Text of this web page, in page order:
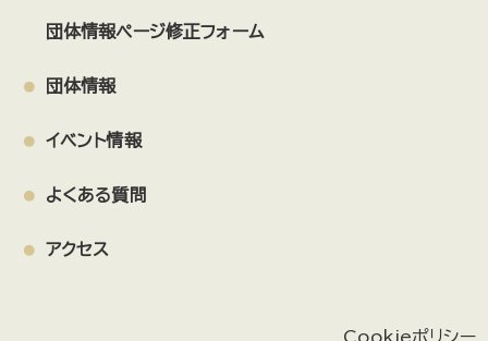
団体情報ページ修正フォーム
団体情報
イベント情報
よくある質問
アクセス
Cookieポリシー